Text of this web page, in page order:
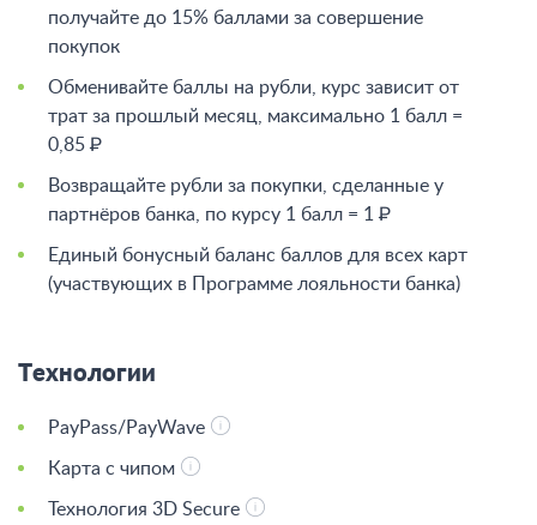
получайте до 15% баллами за совершение
покупок
Обменивайте баллы на рубли, курс зависит от
трат за прошлый месяц, максимально 1 балл =
0,85 ₽
Возвращайте рубли за покупки, сделанные у
партнёров банка, по курсу 1 балл = 1 ₽
Единый бонусный баланс баллов для всех карт
(участвующих в Программе лояльности банка)
Технологии
PayPass/PayWave
Карта с чипом
Технология 3D Secure